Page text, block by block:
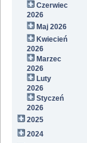
Czerwiec
2026
Maj 2026
Kwiecień
2026
Marzec
2026
Luty
2026
Styczeń
2026
2025
2024